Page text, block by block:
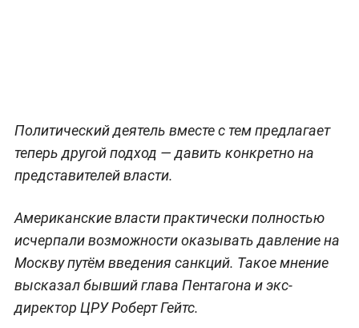
Политический деятель вместе с тем предлагает
теперь другой подход — давить конкретно на
представителей власти.
Американские власти практически полностью
исчерпали возможности оказывать давление на
Москву путём введения санкций. Такое мнение
высказал бывший глава Пентагона и экс-
директор ЦРУ Роберт Гейтс.